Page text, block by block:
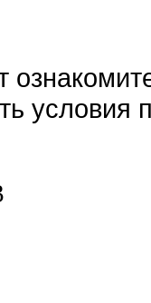
условия